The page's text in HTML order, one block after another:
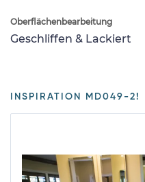
Oberflächenbearbeitung
Geschliffen & Lackiert
INSPIRATION MD049-2!